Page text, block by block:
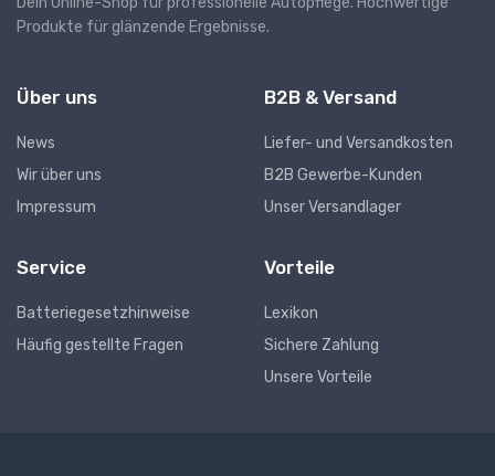
Produkte für glänzende Ergebnisse.
Über uns
News
Wir über uns
Impressum
B2B & Versand
Liefer- und Versandkosten
B2B Gewerbe-Kunden
Unser Versandlager
Service
Batteriegesetzhinweise
Häufig gestellte Fragen
Vorteile
Lexikon
Sichere Zahlung
Unsere Vorteile